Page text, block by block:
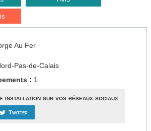
Au Fer
Pas-de-Calais
: 1
installation sur vos réseaux sociaux
Twitter